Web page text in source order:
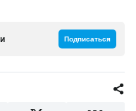
Подписаться